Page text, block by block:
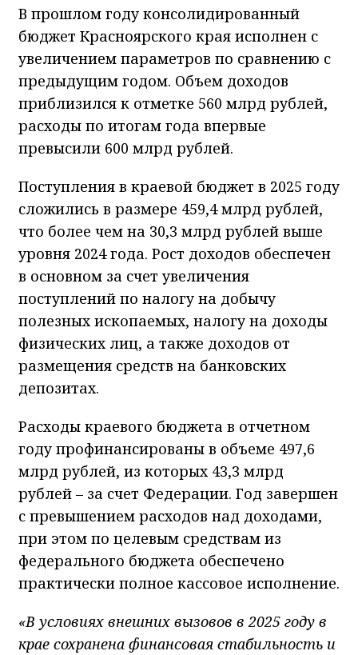
В прошлом году консолидированный
бюджет Красноярского края исполнен с
увеличением параметров по сравнению с
предыдущим годом. Объем доходов
приблизился к отметке 560 млрд рублей,
расходы по итогам года впервые
превысили 600 млрд рублей.
Поступления в краевой бюджет в 2025 году
сложились в размере 459,4 млрд рублей,
что более чем на 30,3 млрд рублей выше
уровня 2024 года. Рост доходов обеспечен
в основном за счет увеличения
поступлений по налогу на добычу
полезных ископаемых, налогу на доходы
физических лиц, а также доходов от
размещения средств на банковских
депозитах.
Расходы краевого бюджета в отчетном
году профинансированы в объеме 497,6
млрд рублей, из которых 43,3 млрд
рублей – за счет Федерации. Год завершен
с превышением расходов над доходами,
при этом по целевым средствам из
федерального бюджета обеспечено
практически полное кассовое исполнение.
«В условиях внешних вызовов в 2025 году в
крае сохранена финансовая стабильность и